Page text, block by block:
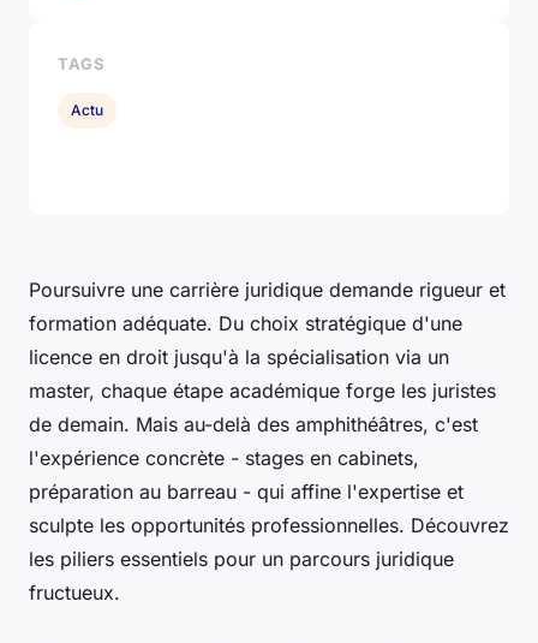
Poursuivre une carrière juridique demande rigueur et
formation adéquate. Du choix stratégique d'une
licence en droit jusqu'à la spécialisation via un
master, chaque étape académique forge les juristes
de demain. Mais au-delà des amphithéâtres, c'est
l'expérience concrète - stages en cabinets,
préparation au barreau - qui affine l'expertise et
sculpte les opportunités professionnelles. Découvrez
les piliers essentiels pour un parcours juridique
fructueux.
TAGS
Actu